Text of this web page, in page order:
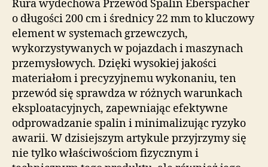
Rura wydechowa Przewód Spalin Eberspacher
o długości 200 cm i średnicy 22 mm to kluczowy
element w systemach grzewczych,
wykorzystywanych w pojazdach i maszynach
przemysłowych. Dzięki wysokiej jakości
materiałom i precyzyjnemu wykonaniu, ten
przewód się sprawdza w różnych warunkach
eksploatacyjnych, zapewniając efektywne
odprowadzanie spalin i minimalizując ryzyko
awarii. W dzisiejszym artykule przyjrzymy się
nie tylko właściwościom fizycznym i